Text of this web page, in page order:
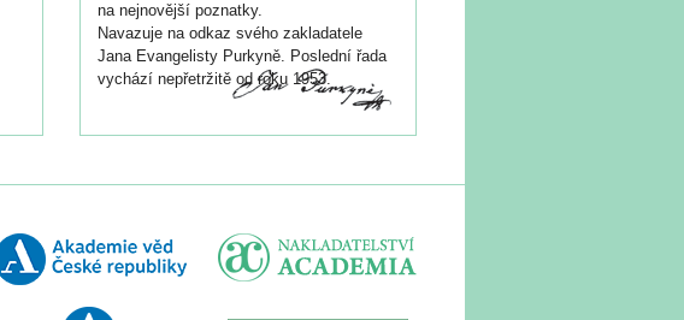
na nejnovější poznatky.
Navazuje na odkaz svého zakladatele
Jana Evangelisty Purkyně. Poslední řada
vychází nepřetržitě od roku 1953.